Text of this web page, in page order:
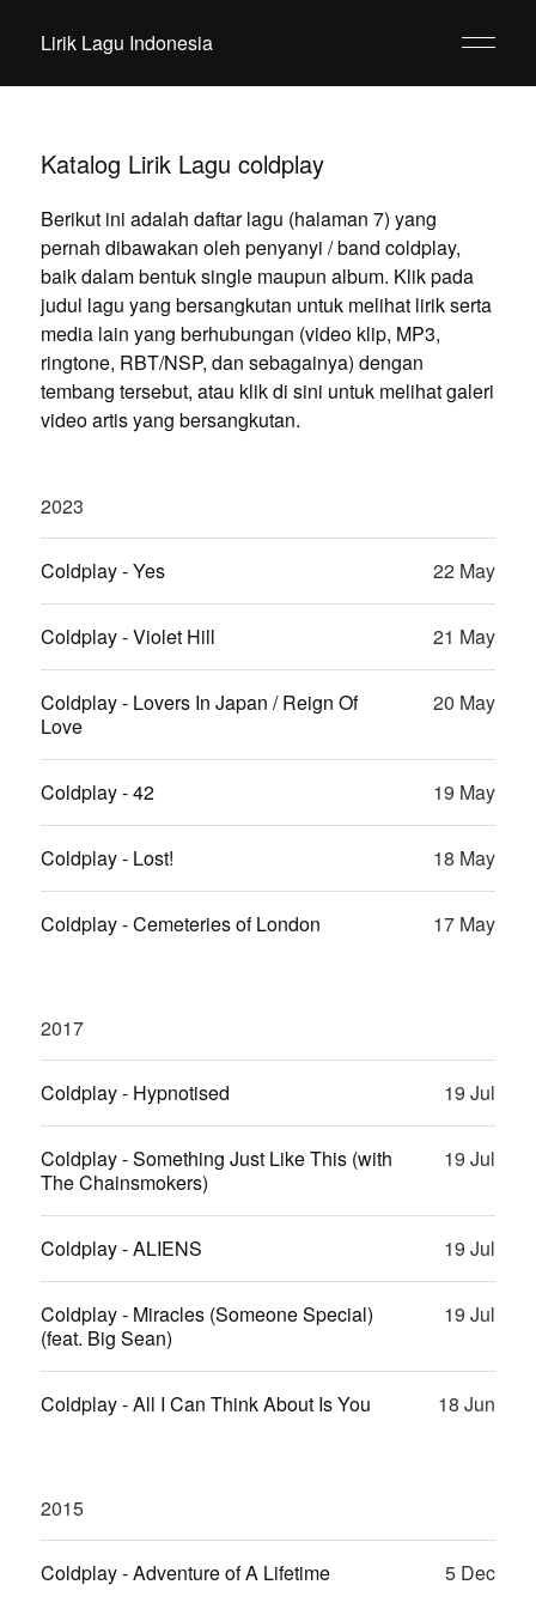
Lirik Lagu Indonesia
Katalog Lirik Lagu coldplay
Berikut ini adalah daftar lagu (halaman 7) yang
pernah dibawakan oleh penyanyi / band coldplay,
baik dalam bentuk single maupun album. Klik pada
judul lagu yang bersangkutan untuk melihat lirik serta
media lain yang berhubungan (video klip, MP3,
ringtone, RBT/NSP, dan sebagainya) dengan
tembang tersebut, atau klik di sini untuk melihat galeri
video artis yang bersangkutan.
2023
Coldplay - Yes 22 May
Coldplay - Violet Hill 21 May
Coldplay - Lovers In Japan / Reign Of
Love
20 May
Coldplay - 42 19 May
Coldplay - Lost! 18 May
Coldplay - Cemeteries of London 17 May
2017
Coldplay - Hypnotised 19 Jul
Coldplay - Something Just Like This (with
The Chainsmokers)
19 Jul
Coldplay - ALIENS 19 Jul
Coldplay - Miracles (Someone Special)
(feat. Big Sean)
19 Jul
Coldplay - All I Can Think About Is You 18 Jun
2015
Coldplay - Adventure of A Lifetime 5 Dec